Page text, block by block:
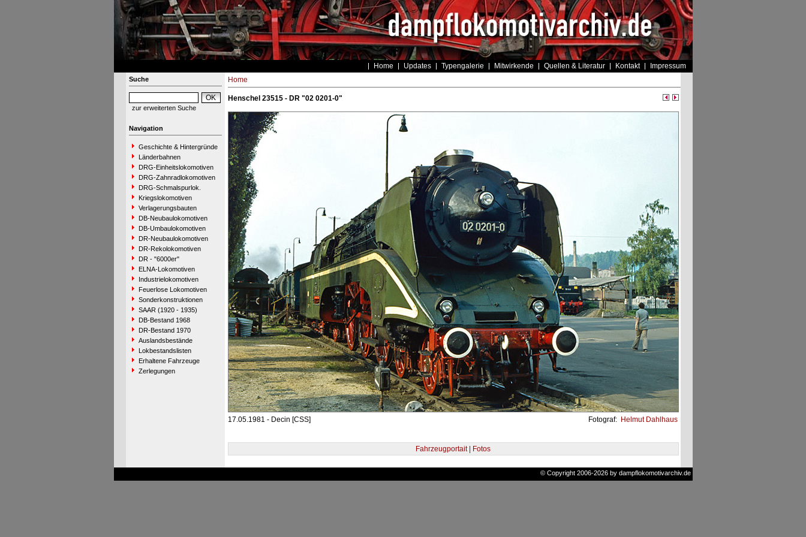
Home Updates Typengalerie Mitwirkende Quellen & Literatur Kontakt Impressum
Suche
zur erweiterten Suche
Navigation
Geschichte & Hintergründe
Länderbahnen
DRG-Einheitslokomotiven
DRG-Zahnradlokomotiven
DRG-Schmalspurlok.
Kriegslokomotiven
Verlagerungsbauten
DB-Neubaulokomotiven
DB-Umbaulokomotiven
DR-Neubaulokomotiven
DR-Rekolokomotiven
DR - "6000er"
ELNA-Lokomotiven
Industrielokomotiven
Feuerlose Lokomotiven
Sonderkonstruktionen
SAAR (1920 - 1935)
DB-Bestand 1968
DR-Bestand 1970
Auslandsbestände
Lokbestandslisten
Erhaltene Fahrzeuge
Zerlegungen
Home
Henschel 23515 - DR "02 0201-0"
17.05.1981 - Decin [CSS] Fotograf: Helmut Dahlhaus
Fahrzeugportait | Fotos
© Copyright 2006-2026 by dampflokomotivarchiv.de